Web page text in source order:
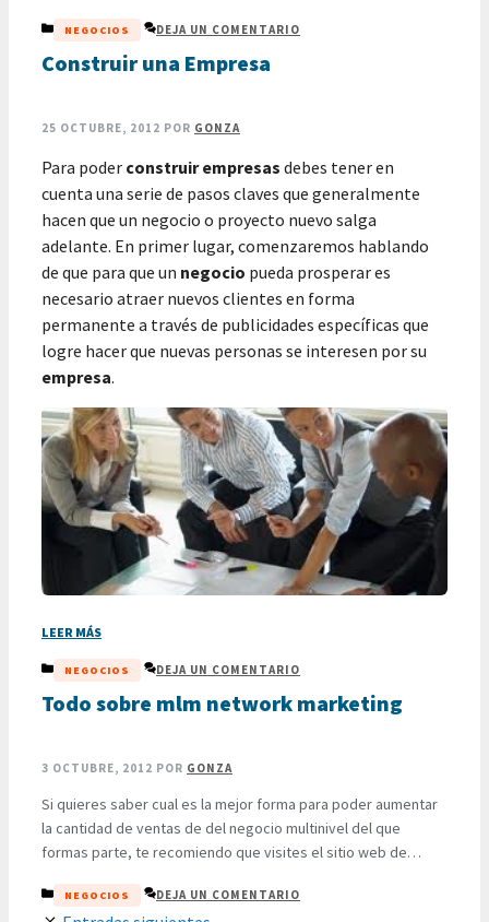
marketing, para hacer que cualquier tipo de negocio o
empresa pueda prosperar expandiendo sus horizontes
CATEGORÍAS
NEGOCIOS DEJA UN COMENTARIO
Construir una Empresa
25 OCTUBRE, 2012 POR GONZA
Para poder construir empresas debes tener en
cuenta una serie de pasos claves que generalmente
hacen que un negocio o proyecto nuevo salga
adelante. En primer lugar, comenzaremos hablando
de que para que un negocio pueda prosperar es
necesario atraer nuevos clientes en forma
permanente a través de publicidades específicas que
logre hacer que nuevas personas se interesen por su
empresa.
LEER MÁS
CATEGORÍAS
NEGOCIOS DEJA UN COMENTARIO
Todo sobre mlm network marketing
3 OCTUBRE, 2012 POR GONZA
Si quieres saber cual es la mejor forma para poder aumentar
la cantidad de ventas de del negocio multinivel del que
formas parte, te recomiendo que visites el sitio web de
artículos relacionados con el mlm network marketing. Sin
CATEGORÍAS
NEGOCIOS DEJA UN COMENTARIO